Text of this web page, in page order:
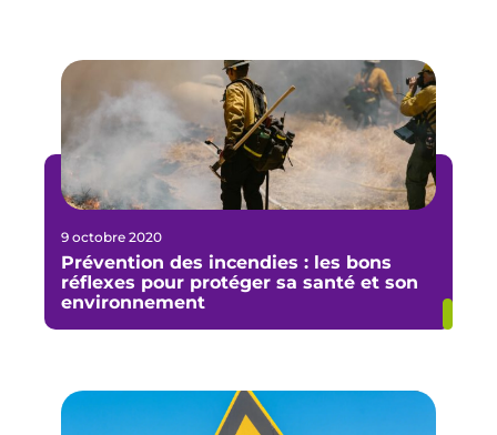
9 octobre 2020
Prévention des incendies : les bons
réflexes pour protéger sa santé et son
environnement